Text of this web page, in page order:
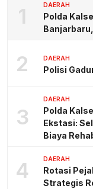
1 DAERAH
Polda
2 DAERAH
Polisi
3
DAERAH
Polda
Ekstasi:
Biaya
4 DAERAH
Rotasi
Strategis